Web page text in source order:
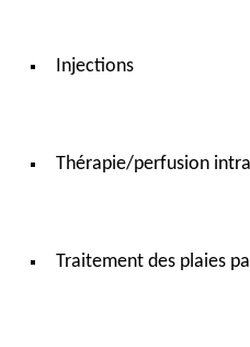
Injections
Thérapie/perfusion
Traitement des plaies